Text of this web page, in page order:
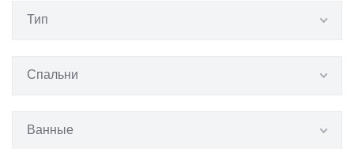
Тип
Спальни
Ванные